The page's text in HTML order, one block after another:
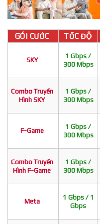
GÓI CƯỚC TỐC ĐỘ
SKY
1 Gbps /
300 Mbps
Combo Truyền
Hình SKY
1 Gbps /
300 Mbps
F-Game
1 Gbps /
300 Mbps
Combo Truyền
Hình F-Game
1 Gbps /
300 Mbps
Meta
1 Gbps / 1
Gbps